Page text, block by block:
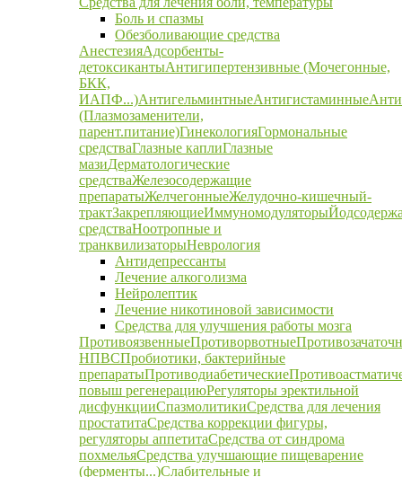
Боль и спазмы
Обезболивающие средства
АнестезияАдсорбенты-
детоксикантыАнтигипертензивные (Мочегонные,
БКК,
ИАПФ...)АнтигельминтныеАнтигистаминные
(Плазмозаменители,
парент.питание)ГинекологияГормональные
средстваГлазные каплиГлазные
мазиДерматологические
средстваЖелезосодержащие
препаратыЖелчегонныеЖелудочно-кишечный-
трактЗакрепляющиеИммуномодуляторы
средстваНоотропные и
транквилизаторыНеврология
Антидепрессанты
Лечение алкоголизма
Нейролептик
Лечение никотиновой зависимости
Средства для улучшения работы мозга
ПротивоязвенныеПротиворвотные
НПВСПробиотики, бактерийные
препаратыПротиводиабетические
повыш регенерациюРегуляторы эректильной
дисфункцииСпазмолитикиСредства для лечения
простатитаСредства коррекции фигуры,
регуляторы аппетитаСредства от синдрома
похмельяСредства улучшающие пищеварение
(ферменты...)Слабительные и